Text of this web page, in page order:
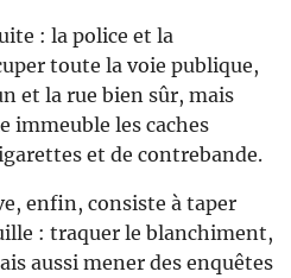
: la police et la
toute la voie publique,
et la rue bien sûr, mais
immeuble les caches
et de contrebande.
enfin, consiste à taper
: traquer le blanchiment,
aussi mener des enquêtes